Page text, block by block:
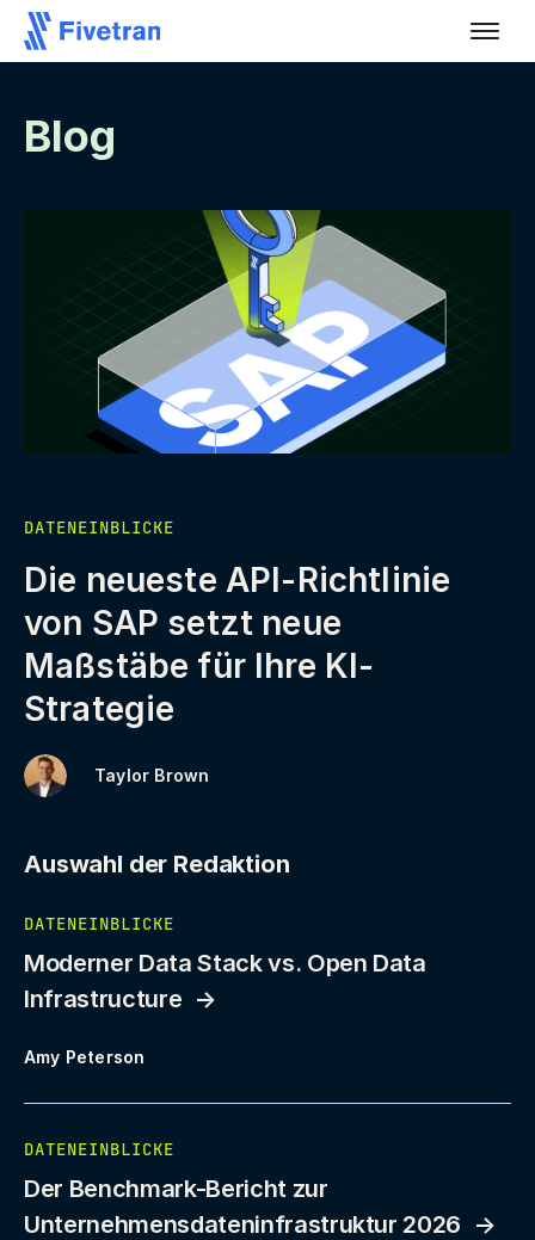
Blog
DATENEINBLICKE
Die neueste API-Richtlinie
von SAP setzt neue
Maßstäbe für Ihre KI-
Strategie
Taylor Brown
Auswahl der Redaktion
DATENEINBLICKE
Moderner Data Stack vs. Open Data
Infrastructure
Amy Peterson
DATENEINBLICKE
Der Benchmark-Bericht zur
Unternehmensdateninfrastruktur 2026